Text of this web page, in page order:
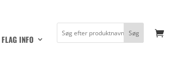
FLAG INFO